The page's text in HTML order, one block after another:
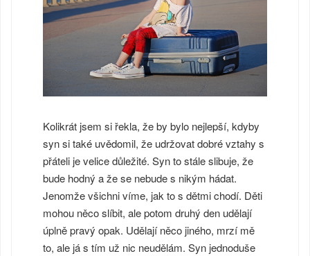
Kolikrát jsem si řekla, že by bylo nejlepší, kdyby
syn si také uvědomil, že udržovat dobré vztahy s
přáteli je velice důležité. Syn to stále slibuje, že
bude hodný a že se nebude s nikým hádat.
Jenomže všichni víme, jak to s dětmi chodí. Děti
mohou něco slíbit, ale potom druhý den udělají
úplně pravý opak. Udělají něco jiného, mrzí mě
to, ale já s tím už nic neudělám. Syn jednoduše